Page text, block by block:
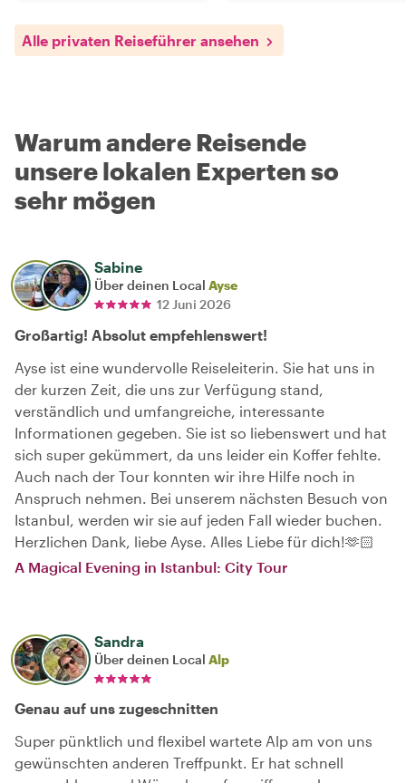
Alle privaten Reiseführer ansehen
Warum andere Reisende
unsere lokalen Experten so
sehr mögen
Sabine
Über deinen Local Ayse
12 Juni 2026
Großartig! Absolut empfehlenswert!
Ayse ist eine wundervolle Reiseleiterin. Sie hat uns in
der kurzen Zeit, die uns zur Verfügung stand,
verständlich und umfangreiche, interessante
Informationen gegeben. Sie ist so liebenswert und hat
sich super gekümmert, da uns leider ein Koffer fehlte.
Auch nach der Tour konnten wir ihre Hilfe noch in
Anspruch nehmen. Bei unserem nächsten Besuch von
Istanbul, werden wir sie auf jeden Fall wieder buchen.
Herzlichen Dank, liebe Ayse. Alles Liebe für dich!🫶🏻
A Magical Evening in Istanbul: City Tour
Sandra
Über deinen Local Alp
Genau auf uns zugeschnitten
Super pünktlich und flexibel wartete Alp am von uns
gewünschten anderen Treffpunkt. Er hat schnell